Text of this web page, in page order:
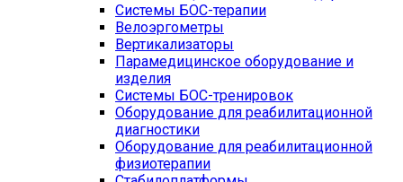
Системы БОС-терапии
Велоэргометры
Вертикализаторы
Парамедицинское оборудование и
изделия
Системы БОС-тренировок
Оборудование для реабилитационной
диагностики
Оборудование для реабилитационной
физиотерапии